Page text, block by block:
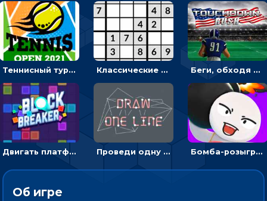
Теннисный турнир: подавать или отбивать шарик ракеткой Классические судоку: реши 30 уровней головоломки Беги, обходя соперников и собирай бонусы - американский футбол
Двигать платформу и отбивать мячики или ловить бонусы Проведи одну линию и повтори фигуру - головоломка Бомба-розыгрыш: передавай и беги – 3D гиперказуалка
Об игре